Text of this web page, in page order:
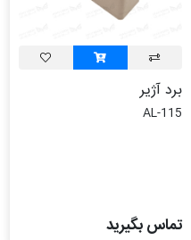
برد آژیر
AL-115
تماس بگیرید